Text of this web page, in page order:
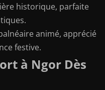
historique, parfaite
animé, apprécié
festive.
à Ngor Dès